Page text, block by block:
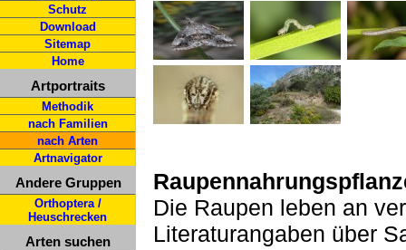
Schutz
Download
Sitemap
Home
Artportraits
Methodik
nach Familien
nach Arten
Artnavigator
Andere Gruppen
Orthoptera /
Heuschrecken
Arten suchen
Die Raupen leben an
Literaturangaben über